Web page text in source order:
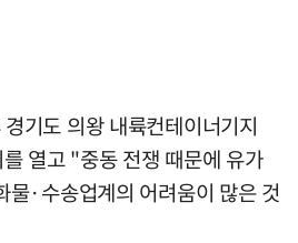
기도 의왕 내륙컨테이너기지
열고 "중동 전쟁 때문에 유가
물·수송업계의 어려움이 많은 것